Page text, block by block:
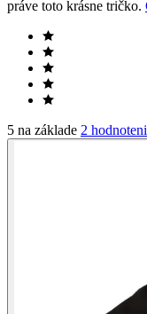
práve toto krásne tričko.
5 na základe 2